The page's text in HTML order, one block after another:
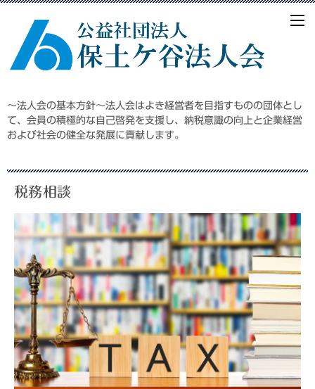
～法人会の基本方針～法人会はよき経営者を目指すものの団体とし
て、会員の積極的な自己啓発を支援し、納税意識の向上と企業経営
および社会の健全な発展に貢献します。
税務相談